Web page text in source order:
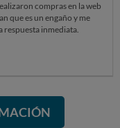
compras en la web
que es un engaño y me
respuesta inmediata.